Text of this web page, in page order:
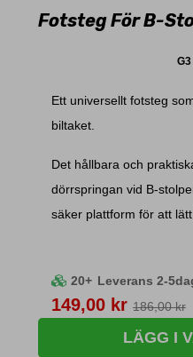
Fotsteg För B-
G3
Ett universellt fotsteg
biltaket.
Det hållbara och
dörrspringan vid B-
säker plattform för att
20+ Leverans 2-
Pris
149,00 kr 186,00 kr
LÄGG I